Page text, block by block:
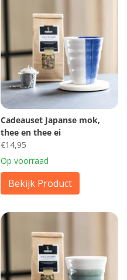
Cadeauset Japanse mok,
thee en thee ei
€14,95
Op voorraad
Bekijk Product